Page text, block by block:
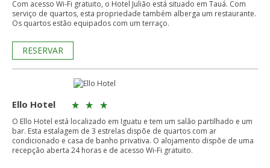
Com acesso Wi-Fi gratuito, o Hotel Julião está situado em Tauá. Com
serviço de quartos, esta propriedade também alberga um restaurante.
Os quartos estão equipados com um terraço.
RESERVAR
Ello Hotel
O Ello Hotel está localizado em Iguatu e tem um salão partilhado e um
bar. Esta estalagem de 3 estrelas dispõe de quartos com ar
condicionado e casa de banho privativa. O alojamento dispõe de uma
recepção aberta 24 horas e de acesso Wi-Fi gratuito.